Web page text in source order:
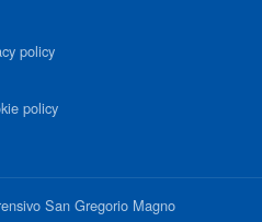
policy
policy
San Gregorio Magno